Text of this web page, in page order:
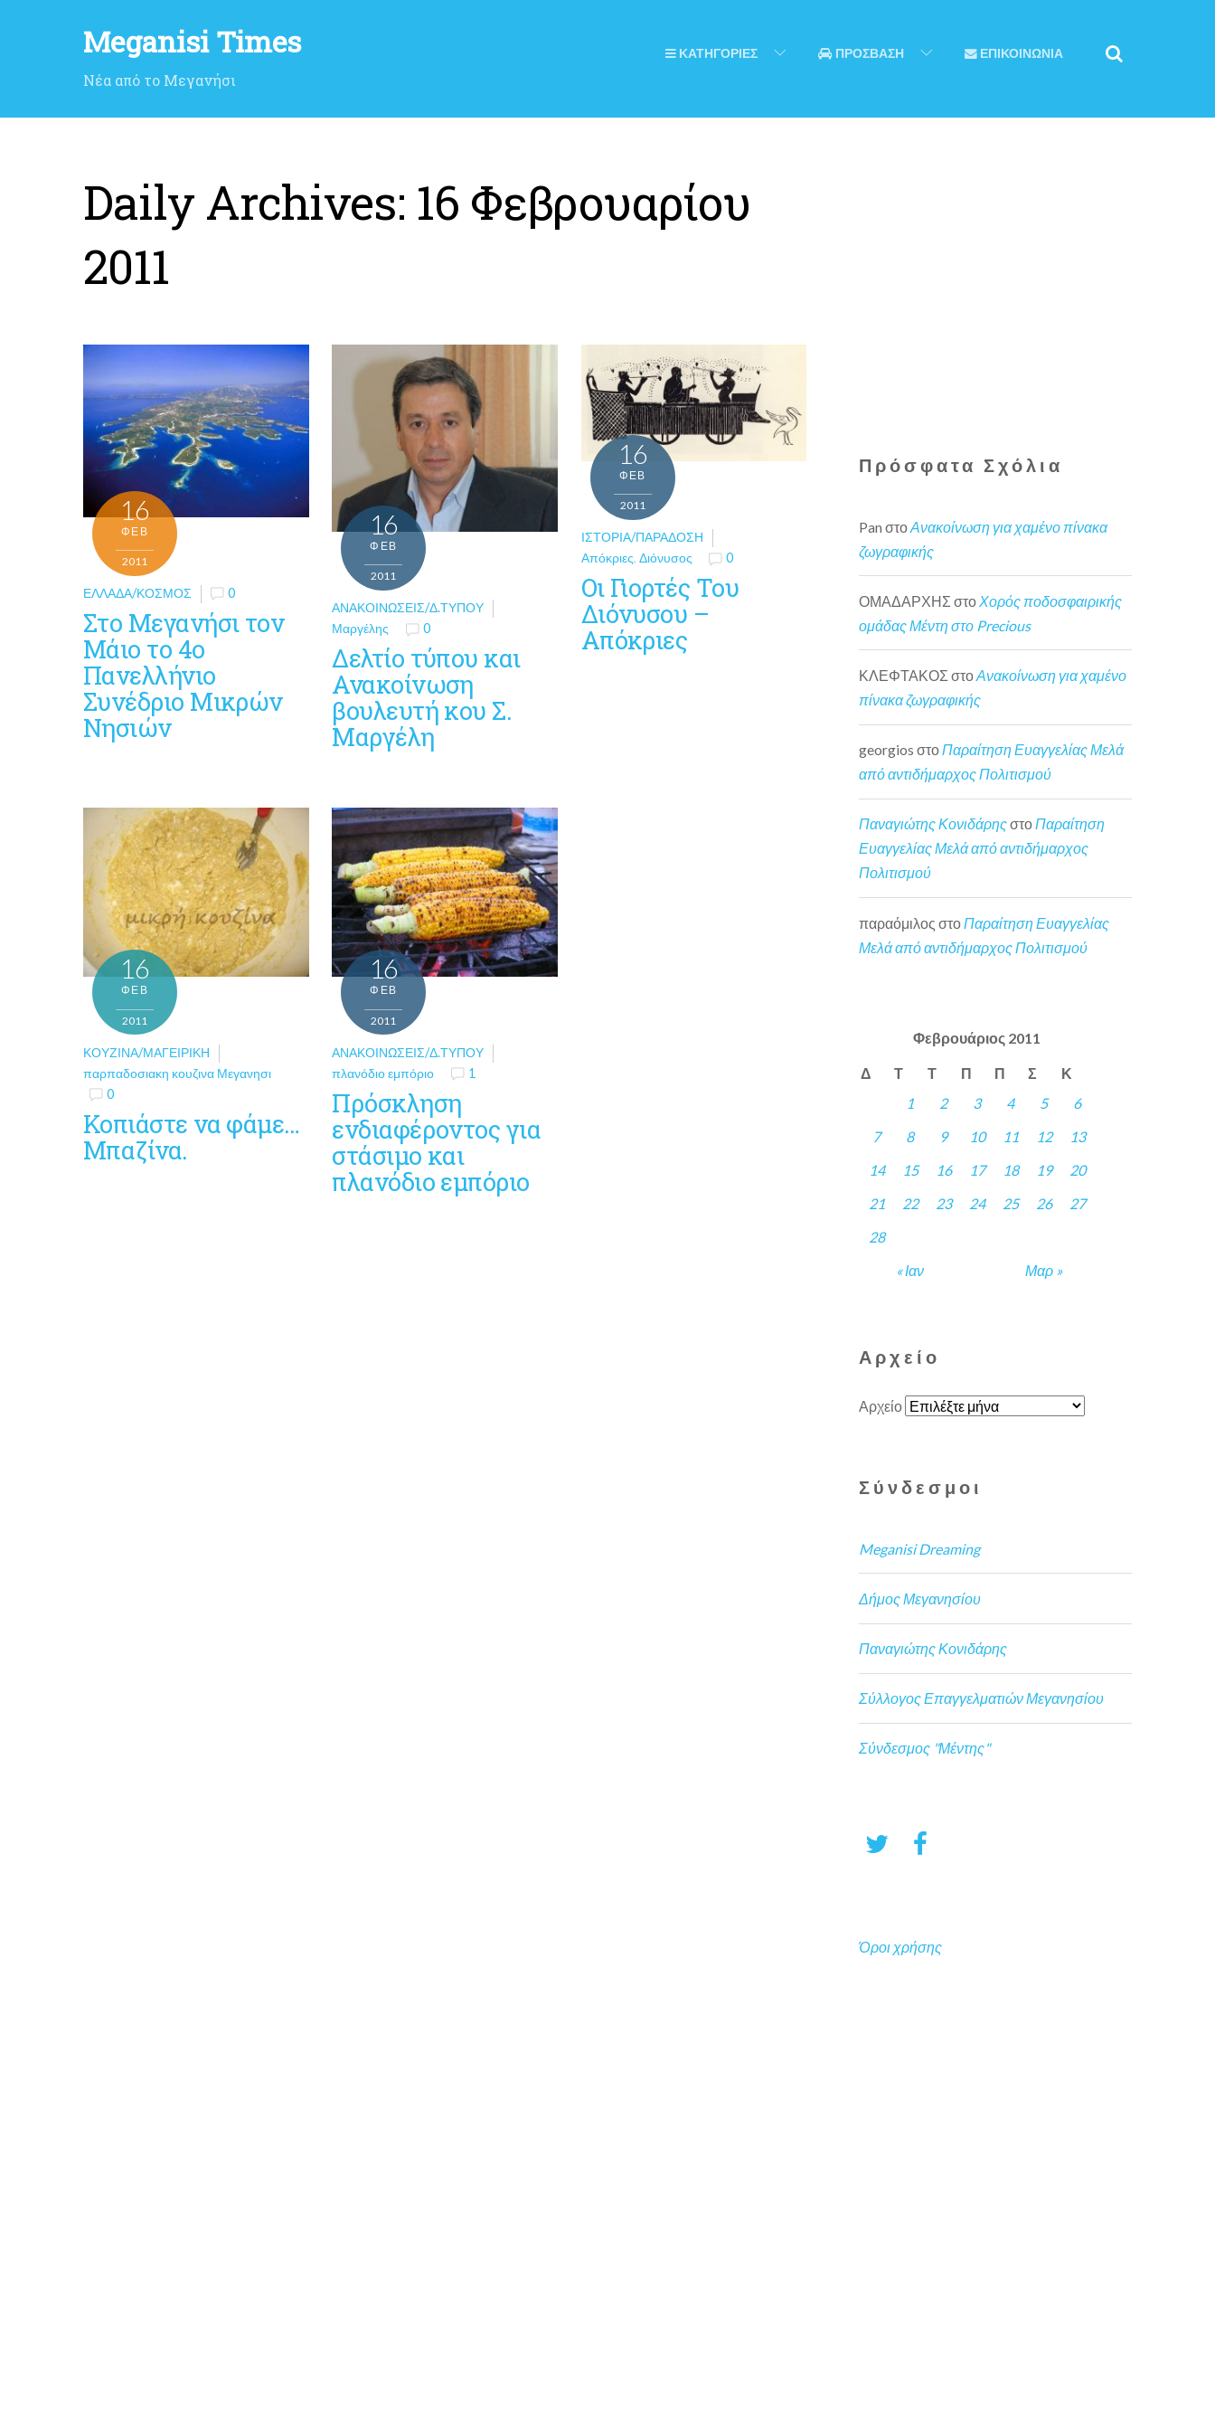
Meganisi Times
Νέα από το Μεγανήσι
ΚΑΤΗΓΟΡΙΕΣ ΠΡΟΣΒΑΣΗ ΕΠΙΚΟΙΝΩΝΙΑ
Daily Archives: 16 Φεβρουαρίου
2011
16
ΦΕΒ
2011
ΕΛΛΆΔΑ/ΚΌΣΜΟΣ 0
Στο Μεγανήσι τον
Μάιο το 4ο
Πανελλήνιο
Συνέδριο Μικρών
Νησιών
16
ΦΕΒ
2011
ΑΝΑΚΟΙΝΏΣΕΙΣ/Δ.ΤΎΠΟΥ
Μαργέλης
0
Δελτίο τύπου και
Ανακοίνωση
βουλευτή κου Σ.
Μαργέλη
16
ΦΕΒ
2011
ΙΣΤΟΡΊΑ/ΠΑΡΆΔΟΣΗ
Απόκριες, Διόνυσος 0
Οι Γιορτές Του
Διόνυσου –
Απόκριες
16
ΦΕΒ
2011
ΚΟΥΖΊΝΑ/ΜΑΓΕΙΡΙΚΉ
παρπαδοσιακη κουζινα Μεγανησι
0
Κοπιάστε να φάμε…
Μπαζίνα.
16
ΦΕΒ
2011
ΑΝΑΚΟΙΝΏΣΕΙΣ/Δ.ΤΎΠΟΥ
πλανόδιο εμπόριο
1
Πρόσκληση
ενδιαφέροντος για
στάσιμο και
πλανόδιο εμπόριο
Πρόσφατα Σχόλια
Pan στοΑνακοίνωση για χαμένο πίνακα
ζωγραφικής
ΟΜΑΔΑΡΧΗΣ στο Χορός ποδοσφαιρικής
ομάδας Μέντη στο Precious
ΚΛΕΦΤΑΚΟΣ στοΑνακοίνωση για χαμένο
πίνακα ζωγραφικής
georgios στοΠαραίτηση Ευαγγελίας Μελά
από αντιδήμαρχος Πολιτισμού
Παναγιώτης ΚονιδάρηςστοΠαραίτηση
Ευαγγελίας Μελά από αντιδήμαρχος
Πολιτισμού
παραόμιλος στο Παραίτηση Ευαγγελίας
Μελά από αντιδήμαρχος Πολιτισμού
Φεβρουάριος 2011
Δ Τ Τ Π Π Σ Κ
« Ιαν Μαρ »
1 2 3 4 5
6
7
8 9 10 11 12
13
14
15 16 17 18 19
20
21
22 23 24 25 26
27
28
Αρχείο
Αρχείο
Σύνδεσμοι
Meganisi Dreaming
Δήμος Μεγανησίου
Παναγιώτης Κονιδάρης
Σύλλογος Επαγγελματιών Μεγανησίου
Σύνδεσμος "Μέντης"
Όροι χρήσης